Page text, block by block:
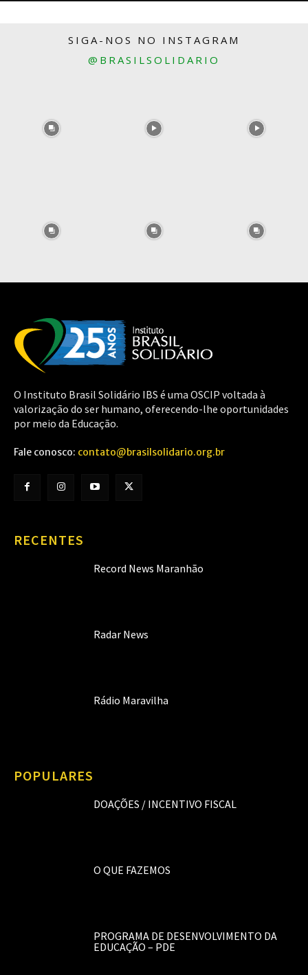
SIGA-NOS NO INSTAGRAM
@BRASILSOLIDARIO
O Instituto Brasil Solidário IBS é uma OSCIP voltada à
valorização do ser humano, oferecendo-lhe oportunidades
por meio da Educação.
Fale conosco: contato@brasilsolidario.org.br
RECENTES
Record News Maranhão
Radar News
Rádio Maravilha
POPULARES
DOAÇÕES / INCENTIVO FISCAL
O QUE FAZEMOS
PROGRAMA DE DESENVOLVIMENTO DA
EDUCAÇÃO – PDE